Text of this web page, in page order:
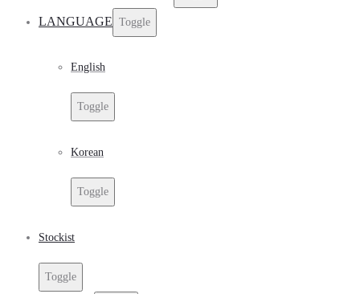
LANGUAGE Toggle
English
Toggle
Korean
Toggle
Stockist
Toggle